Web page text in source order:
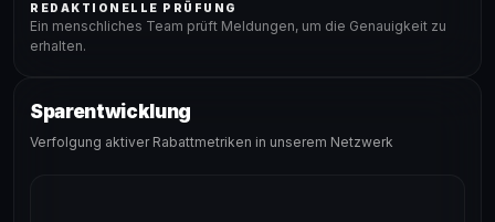
REDAKTIONELLE PRÜFUNG
Ein menschliches Team prüft Meldungen, um die Genauigkeit zu
erhalten.
Sparentwicklung
Verfolgung aktiver Rabattmetriken in unserem Netzwerk